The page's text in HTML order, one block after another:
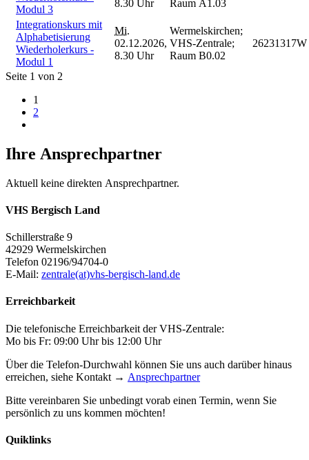
Modul 3
8.30 Uhr
Raum A1.03
Integrationskurs mit
Alphabetisierung
Wiederholerkurs -
Modul 1
Mi.
02.12.2026,
8.30 Uhr
Wermelskirchen;
VHS-Zentrale;
Raum B0.02
26231317W
Seite 1 von 2
1
2
Ihre Ansprechpartner
Aktuell keine direkten Ansprechpartner.
VHS Bergisch Land
Schillerstraße 9
42929 Wermelskirchen
Telefon 02196/94704-0
E-Mail: zentrale(at)vhs-bergisch-land.de
Erreichbarkeit
Die telefonische Erreichbarkeit der VHS-Zentrale:
Mo bis Fr: 09:00 Uhr bis 12:00 Uhr
Über die Telefon-Durchwahl können Sie uns auch darüber hinaus
erreichen, siehe Kontakt → Ansprechpartner
Bitte vereinbaren Sie unbedingt vorab einen Termin, wenn Sie
persönlich zu uns kommen möchten!
Quiklinks